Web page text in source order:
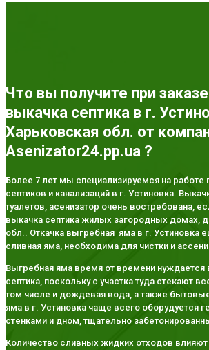
Что вы получите при заказе
выкачка септика в г.
Харьковская обл. от
Asenizator24.pp.ua ?
Более 7 лет мы специализируемся на работе
септиков и канализаций в г. Устиновка.
туалетов, асенизатор очень востребована,
выкачка септика жилых загородных домах,
обл.. Откачка выгребная яма в г. Устиновка
сливная яма, необходима для чистки и
Выгребная яма время от времени нуждается
септика, поскольку с участка туда стекают
том числе и дождевая вода, а также
яма в г. Устиновка чаще всего оборудуется
стенками и дном, тщательно
Количество сливных жидких отходов